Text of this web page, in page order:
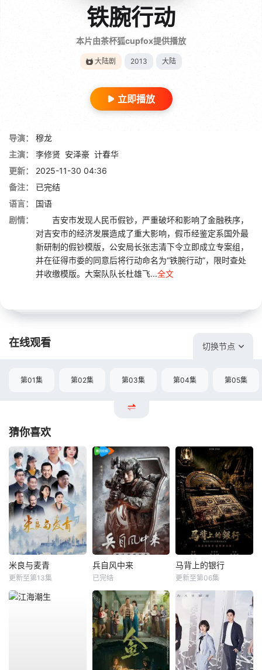
铁腕行动
本片由茶杯狐cupfox提供播放
大陆剧 2013 大陆
立即播放
导演：
穆龙
主演：
李修贤 安泽豪 计春华
更新：
2025-11-30 04:36
备注：
已完结
语言：
国语
剧情：
吉安市发现人民币假钞，严重破坏和影响了金融秩序，
对吉安市的经济发展造成了重大影响，假币经鉴定系国外最
新研制的假钞模版，公安局长张志清下令立即成立专案组，
并在征得市委的同意后将行动命名为“铁腕行动”，限时查处
并收缴模版。大案队队长杜雄飞...全文
在线观看 切换节点
第01集 第02集 第03集 第04集 第05集
猜你喜欢
米良与麦青
更新至第13集
兵自风中来
已完结
马背上的银行
更新至第06集